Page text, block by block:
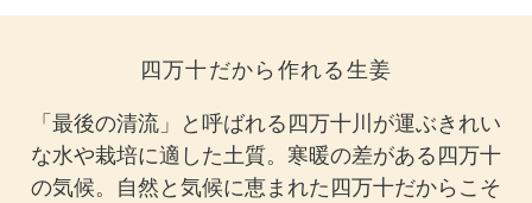
四万十だから作れる生姜
「最後の清流」と呼ばれる四万十川が運ぶきれい
な水や栽培に適した土質。寒暖の差がある四万十
の気候。自然と気候に恵まれた四万十だからこそ